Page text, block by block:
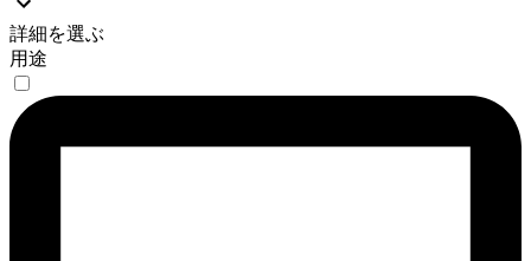
詳細を選ぶ
用途